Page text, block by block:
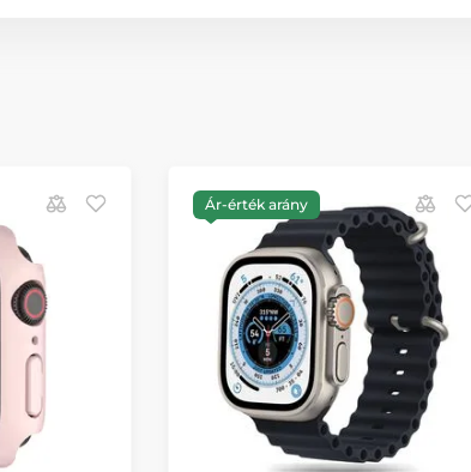
Ár-érték arány